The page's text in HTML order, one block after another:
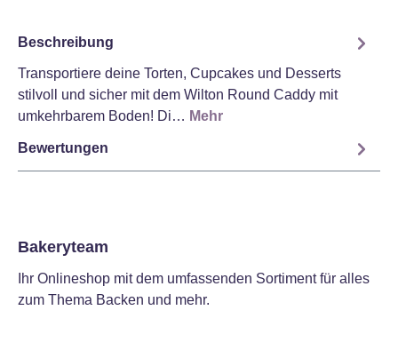
Beschreibung
Transportiere deine Torten, Cupcakes und Desserts
stilvoll und sicher mit dem Wilton Round Caddy mit
umkehrbarem Boden! Di… Mehr
Bewertungen
Bakeryteam
Ihr Onlineshop mit dem umfassenden Sortiment für alles
zum Thema Backen und mehr.